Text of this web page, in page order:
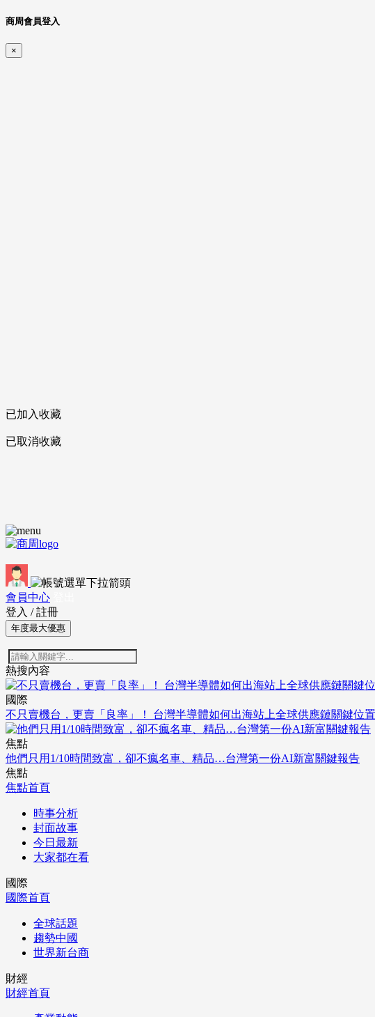
商周會員登入
×
已加入收藏
已取消收藏
會員中心
登入 / 註冊
年度最大優惠
熱搜內容
國際
不只賣機台，更賣「良率」！ 台灣半導體如何出海站上全球供應鏈關鍵位置
焦點
他們只用1/10時間致富，卻不瘋名車、精品…台灣第一份AI新富關鍵報告
焦點
焦點首頁
時事分析
封面故事
今日最新
大家都在看
國際
國際首頁
全球話題
趨勢中國
世界新台商
財經
財經首頁